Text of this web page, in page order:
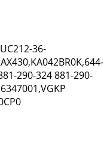
36-
290-324 881-290-